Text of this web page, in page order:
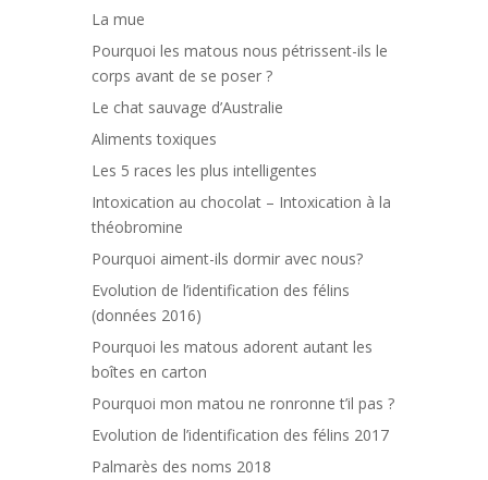
La mue
Pourquoi les matous nous pétrissent-ils le
corps avant de se poser ?
Le chat sauvage d’Australie
Aliments toxiques
Les 5 races les plus intelligentes
Intoxication au chocolat – Intoxication à la
théobromine
Pourquoi aiment-ils dormir avec nous?
Evolution de l’identification des félins
(données 2016)
Pourquoi les matous adorent autant les
boîtes en carton
Pourquoi mon matou ne ronronne t’il pas ?
Evolution de l’identification des félins 2017
Palmarès des noms 2018